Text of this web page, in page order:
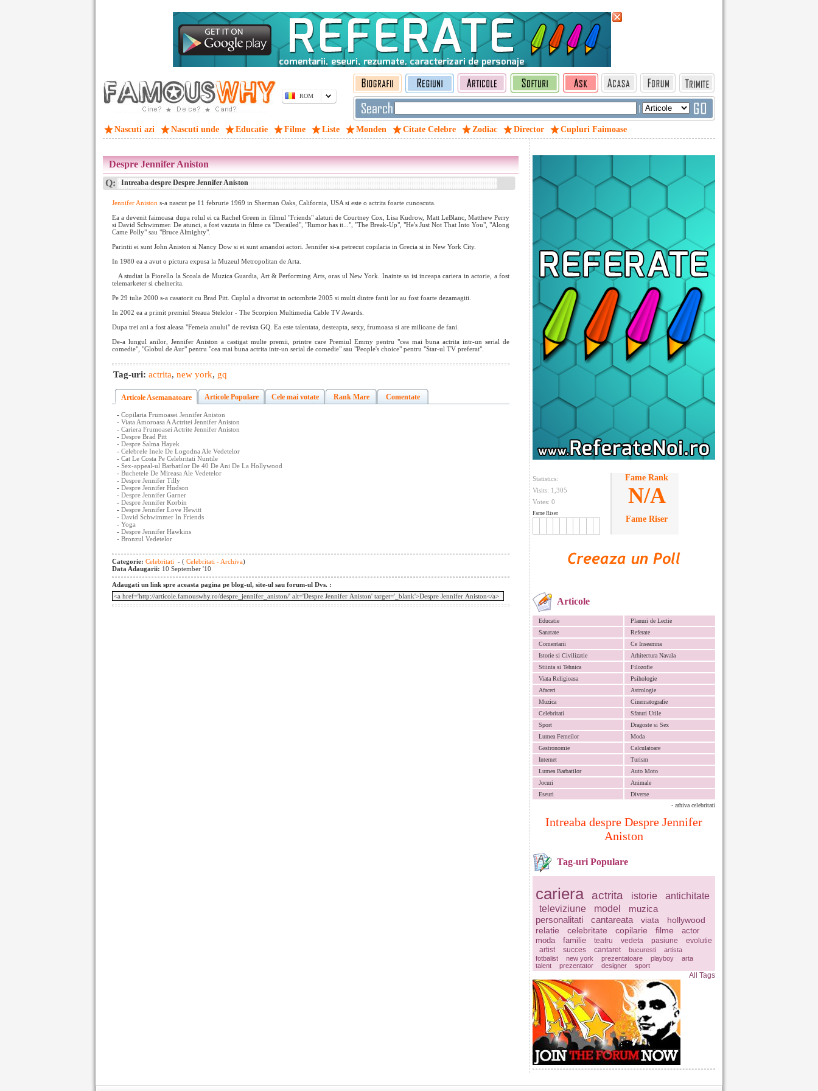
ROM
|
Nascuti azi Nascuti unde Educatie Filme Liste Monden Citate Celebre Zodiac Director Cupluri Faimoase
Statistics:
Visits: 1,305
Votes: 0
Fame Riser
Fame Rank
N/A
Fame Riser
Articole
Educatie
Planuri de Lectie
Sanatate
Referate
Comentarii
Ce Inseamna
Istorie si Civilizatie
Arhitectura Navala
Stiinta si Tehnica
Filozofie
Viata Religioasa
Psihologie
Afaceri
Astrologie
Muzica
Cinematografie
Celebritati
Sfaturi Utile
Sport
Dragoste si Sex
Lumea Femeilor
Moda
Gastronomie
Calculatoare
Internet
Turism
Lumea Barbatilor
Auto Moto
Jocuri
Animale
Eseuri
Diverse
- arhiva celebritati
Intreaba despre Despre Jennifer
Aniston
Tag-uri Populare
cariera actrita istorie
antichitate
televiziune
model
muzica
personalitati
cantareata viata
hollywood
relatie
celebritate copilarie filme
actor
moda
familie teatru vedeta pasiune
evolutie
artist
succes cantaret bucuresti
artista
fotbalist
new york prezentatoare playboy
arta
talent
prezentator designer sport
All Tags
Despre Jennifer Aniston
Q: Intreaba despre Despre Jennifer Aniston
Jennifer Aniston s-a nascut pe 11 februrie 1969 in Sherman Oaks, California, USA si este o actrita foarte cunoscuta.
Ea a devenit faimoasa dupa rolul ei ca Rachel Green in filmul "Friends" alaturi de Courtney Cox, Lisa Kudrow, Matt LeBlanc, Matthew Perry
si David Schwimmer. De atunci, a fost vazuta in filme ca "Derailed", "Rumor has it...", "The Break-Up", "He's Just Not That Into You", "Along
Came Polly" sau "Bruce Almighty".
Parintii ei sunt John Aniston si Nancy Dow si ei sunt amandoi actori. Jennifer si-a petrecut copilaria in Grecia si in New York City.
In 1980 ea a avut o pictura expusa la Muzeul Metropolitan de Arta.
A studiat la Fiorello la Scoala de Muzica Guardia, Art & Performing Arts, oras ul New York. Inainte sa isi inceapa cariera in actorie, a fost
telemarketer si chelnerita.
Pe 29 iulie 2000 s-a casatorit cu Brad Pitt. Cuplul a divortat in octombrie 2005 si multi dintre fanii lor au fost foarte dezamagiti.
In 2002 ea a primit premiul Steaua Stelelor - The Scorpion Multimedia Cable TV Awards.
Dupa trei ani a fost aleasa "Femeia anului" de revista GQ. Ea este talentata, desteapta, sexy, frumoasa si are milioane de fani.
De-a lungul anilor, Jennifer Aniston a castigat multe premii, printre care Premiul Emmy pentru "cea mai buna actrita intr-un serial de
comedie", "Globul de Aur" pentru "cea mai buna actrita intr-un serial de comedie" sau "People's choice" pentru "Star-ul TV preferat".
Tag-uri: actrita, new york, gq
Articole Asemanatoare Articole Populare Cele mai votate Rank Mare Comentate
- Copilaria Frumoasei Jennifer Aniston
- Viata Amoroasa A Actritei Jennifer Aniston
- Cariera Frumoasei Actrite Jennifer Aniston
- Despre Brad Pitt
- Despre Salma Hayek
- Celebrele Inele De Logodna Ale Vedetelor
- Cat Le Costa Pe Celebritati Nuntile
- Sex-appeal-ul Barbatilor De 40 De Ani De La Hollywood
- Buchetele De Mireasa Ale Vedetelor
- Despre Jennifer Tilly
- Despre Jennifer Hudson
- Despre Jennifer Garner
- Despre Jennifer Korbin
- Despre Jennifer Love Hewitt
- David Schwimmer In Friends
- Yoga
- Despre Jennifer Hawkins
- Bronzul Vedetelor
Categorie: Celebritati - ( Celebritati - Archiva)
Data Adaugarii: 10 September '10
Adaugati un link spre aceasta pagina pe blog-ul, site-ul sau forum-ul Dvs. :